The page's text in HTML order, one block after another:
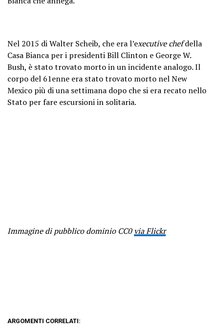
Nel 2015 di Walter Scheib, che era l’executive chefdella
Casa Bianca per i presidenti Bill Clinton e George W.
Bush, è stato trovato morto in un incidente analogo. Il
corpo del 61enne era stato trovato morto nel New
Mexico più di una settimana dopo che si era recato nello
Stato per fare escursioni in solitaria.
Immagine di pubblico dominio CC0via Flickr
ARGOMENTI CORRELATI: